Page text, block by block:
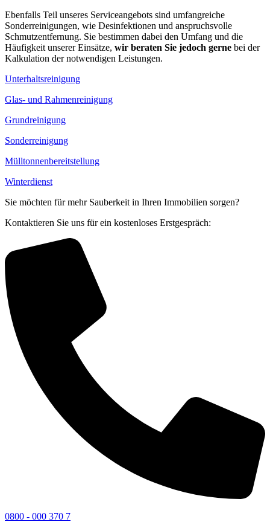
Ebenfalls Teil unseres Serviceangebots sind umfangreiche
Sonderreinigungen, wie Desinfektionen und anspruchsvolle
Schmutzentfernung. Sie bestimmen dabei den Umfang und die
Häufigkeit unserer Einsätze, wir beraten Sie jedoch gerne bei der
Kalkulation der notwendigen Leistungen.
Unterhaltsreinigung
Glas- und Rahmenreinigung
Grundreinigung
Sonderreinigung
Mülltonnenbereitstellung
Winterdienst
Sie möchten für mehr Sauberkeit in Ihren Immobilien sorgen?
Kontaktieren Sie uns für ein kostenloses Erstgespräch:
0800 - 000 370 7